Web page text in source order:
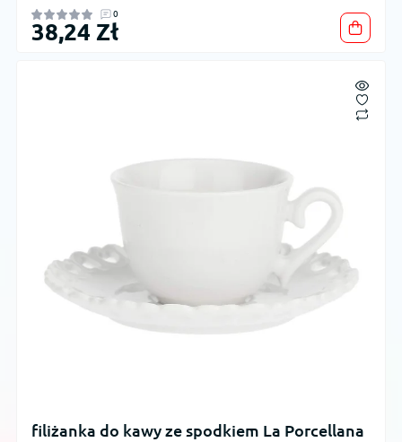
0
38,24 Zł
filiżanka do kawy ze spodkiem La Porcellana